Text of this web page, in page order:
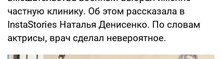
частную клинику. Об этом рассказала в
InstaStories Наталья Денисенко. По словам
актрисы, врач сделал невероятное.